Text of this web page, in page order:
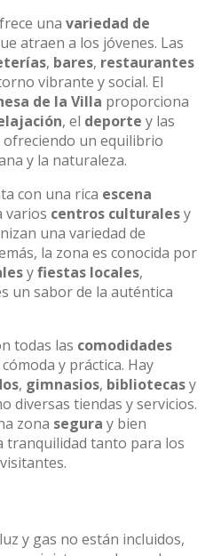
una variedad de
atraen a los jóvenes. Las
, bares, restaurantes
vibrante y social. El
de la Villa proporciona
, el deporte y las
ofreciendo un equilibrio
y la naturaleza.
con una rica escena
varios centros culturalesy
una variedad de
la zona es conocida por
yfiestas locales,
un sabor de la auténtica
todas las comodidades
y práctica. Hay
, gimnasios, bibliotecasy
diversas tiendas y servicios.
zona segura y bien
tranquilidad tanto para los
y gas no están incluidos,